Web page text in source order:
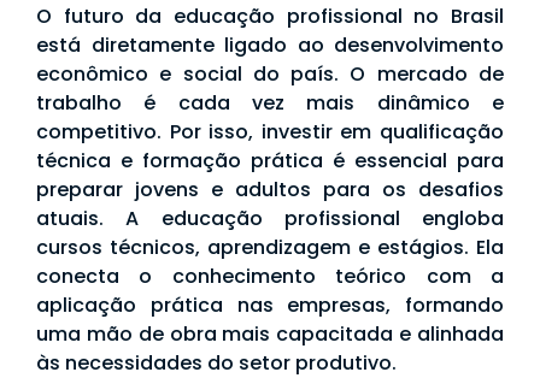
O futuro da educação profissional no Brasil
está diretamente ligado ao desenvolvimento
econômico e social do país. O mercado de
trabalho é cada vez mais dinâmico e
competitivo. Por isso, investir em qualificação
técnica e formação prática é essencial para
preparar jovens e adultos para os desafios
atuais. A educação profissional engloba
cursos técnicos, aprendizagem e estágios. Ela
conecta o conhecimento teórico com a
aplicação prática nas empresas, formando
uma mão de obra mais capacitada e alinhada
às necessidades do setor produtivo.